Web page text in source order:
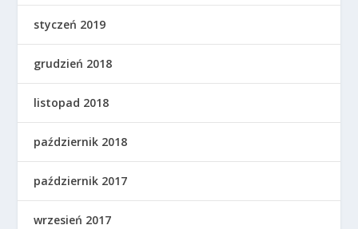
styczeń 2019
grudzień 2018
listopad 2018
październik 2018
październik 2017
wrzesień 2017